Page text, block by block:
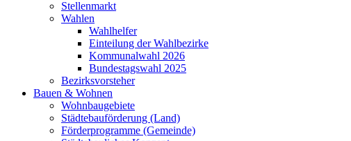
Stellenmarkt
Wahlen
Wahlhelfer
Einteilung der Wahlbezirke
Kommunalwahl 2026
Bundestagswahl 2025
Bezirksvorsteher
Bauen & Wohnen
Wohnbaugebiete
Städtebauförderung (Land)
Förderprogramme (Gemeinde)